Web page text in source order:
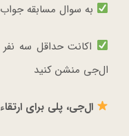
به سوال مسابقه
اکانت حداقل سه
ال‌جی منشن کنید
ال‌جی، پلی برای